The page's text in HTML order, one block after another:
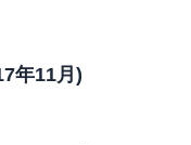
年11月)